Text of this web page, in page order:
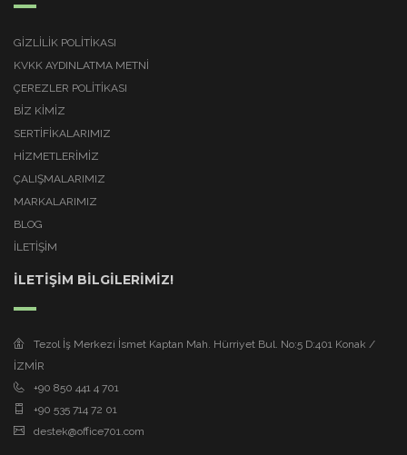
GIZLILIK POLITIKASI
KVKK AYDINLATMA METNI
ÇEREZLER POLITIKASI
BİZ KİMİZ
SERTİFİKALARIMIZ
HİZMETLERİMİZ
ÇALIŞMALARIMIZ
MARKALARIMIZ
BLOG
İLETİŞİM
İLETİŞİM BİLGİLERİMİZ!
Tezol İş Merkezi İsmet Kaptan Mah. Hürriyet Bul. No:5 D:401 Konak /
İZMİR
+90 850 441 4 701
+90 535 714 72 01
destek@office701.com